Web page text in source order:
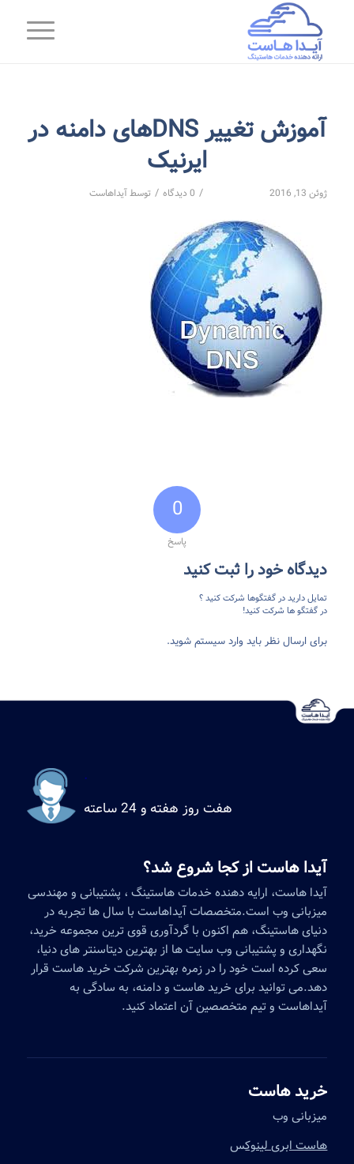
آموزش تغییر DNSهای دامنه در
ایرنیک
ژوئن 13, 2016 / 0 دیدگاه / توسطآیداهاست
0
پاسخ
دیدگاه خود را ثبت کنید
تمایل دارید در گفتگوها شرکت کنید ؟
در گفتگو ها شرکت کنید!
برای ارسال نظر باید وارد سیستم شوید.
.
هفت روز هفته و 24 ساعته
آیدا هاست از کجا شروع شد؟
آیدا هاست، ارایه دهنده خدمات هاستینگ ، پشتیبانی و مهندسی
میزبانی وب است.متخصصات آیداهاست با سال ها تجربه در
دنیای هاستینگ، هم اکنون با گردآوری قوی ترین مجموعه خرید،
نگهداری و پشتیبانی وب سایت ها از بهترین دیتاسنتر های دنیا،
سعی کرده است خود را در زمره بهترین شرکت خرید هاست قرار
دهد.می توانید برای خرید هاست و دامنه، به سادگی به
آیداهاست و تیم متخصصین آن اعتماد کنید.
خرید هاست
میزبانی وب
هاست ابری لینوکس